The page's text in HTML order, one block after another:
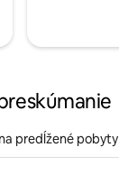
predĺžené pobyty